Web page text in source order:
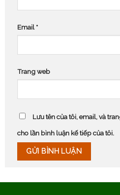
Email *
Trang web
Lưu tên của tôi, email, và
cho lần bình luận kế tiếp của tôi.